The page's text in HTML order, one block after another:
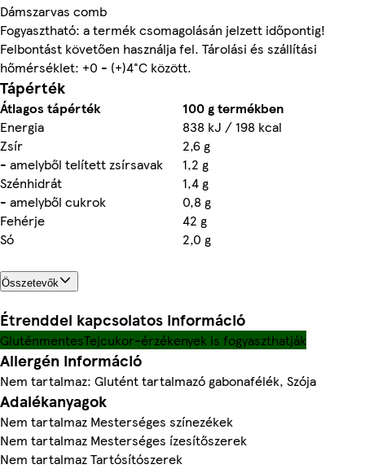
Dámszarvas comb
Fogyasztható: a termék csomagolásán jelzett időpontig!
Felbontást követően használja fel. Tárolási és szállítási
hőmérséklet: +0 - (+)4°C között.
Tápérték
Átlagos tápérték
100 g termékben
Energia
838 kJ / 198 kcal
Zsír
2,6 g
- amelyből telített zsírsavak
1,2 g
Szénhidrát
1,4 g
- amelyből cukrok
0,8 g
Fehérje
42 g
Só
2,0 g
Összetevők
Étrenddel kapcsolatos információ
GluténmentesTejcukor-érzékenyek is fogyaszthatják
Allergén információ
Nem tartalmaz: Glutént tartalmazó gabonafélék, Szója
Adalékanyagok
Nem tartalmaz Mesterséges színezékek
Nem tartalmaz Mesterséges ízesítőszerek
Nem tartalmaz Tartósítószerek